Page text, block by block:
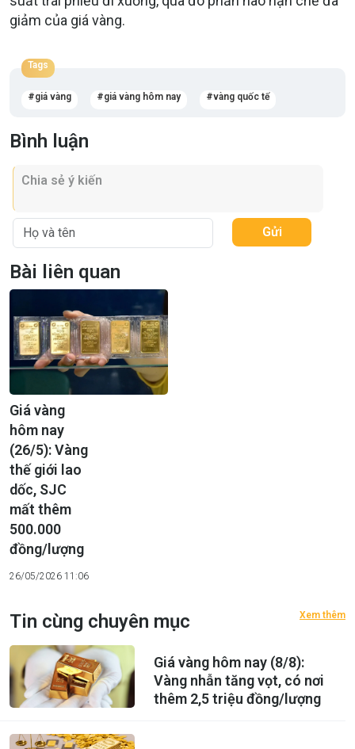
giảm của giá vàng.
Tags
giá vàng giá vàng hôm nay vàng quốc tế
Bài liên quan
26/05/2026 11:06
Giá vàng
hôm nay
(26/5): Vàng
thế giới lao
dốc, SJC
mất thêm
500.000
đồng/lượng
Bình luận
Gửi
Tin cùng chuyên mục Xem thêm
Giá vàng hôm nay (8/8):
Vàng nhẫn tăng vọt, có nơi
thêm 2,5 triệu đồng/lượng